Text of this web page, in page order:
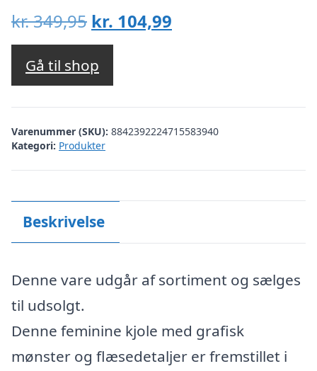
kr.349,95 Den
oprindelige
pris
var:
kr. 349,95.
kr. 104,99
kr. 104,99.
Gå til shop
Varenummer (SKU): 8842392224715583940
Kategori: Produkter
Beskrivelse
Denne vare udgår af sortiment og sælges
til udsolgt.
Denne feminine kjole med grafisk
mønster og flæsedetaljer er fremstillet i